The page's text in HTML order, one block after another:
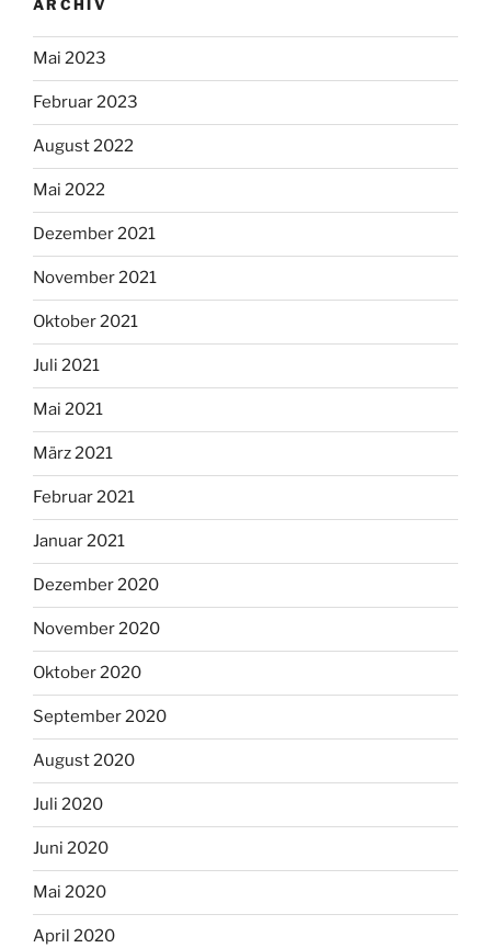
ARCHIV
Mai 2023
Februar 2023
August 2022
Mai 2022
Dezember 2021
November 2021
Oktober 2021
Juli 2021
Mai 2021
März 2021
Februar 2021
Januar 2021
Dezember 2020
November 2020
Oktober 2020
September 2020
August 2020
Juli 2020
Juni 2020
Mai 2020
April 2020